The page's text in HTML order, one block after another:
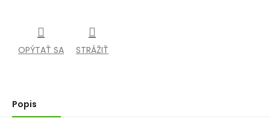
OPÝTAŤ SA STRÁŽIŤ
Popis